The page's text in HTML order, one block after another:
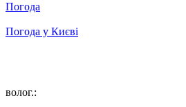
Погода
Погода у Києві
волог.: